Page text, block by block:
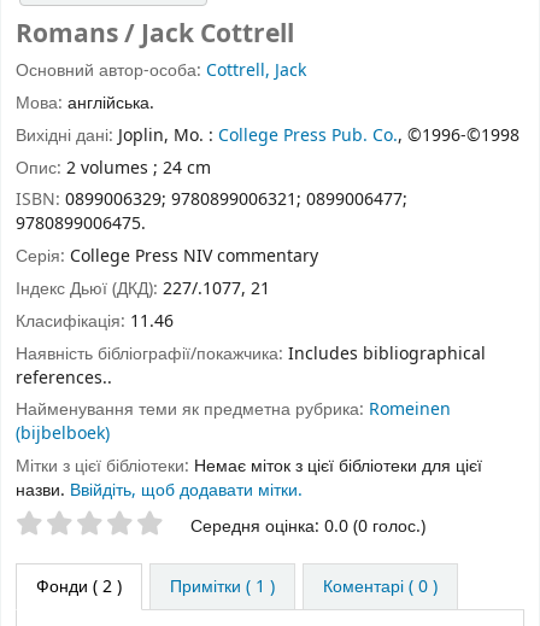
Romans / Jack Cottrell
Основний автор-особа: Cottrell, Jack
Мова: англійська.
Вихідні дані: Joplin, Mo. : College Press Pub. Co., ©1996-©1998
Опис: 2 volumes ; 24 cm
ISBN: 0899006329; 9780899006321; 0899006477;
9780899006475.
Серія: College Press NIV commentary
Індекс Дьюї (ДКД): 227/.1077, 21
Класифікація: 11.46
Наявність бібліографії/покажчика: Includes bibliographical
references..
Найменування теми як предметна рубрика: Romeinen
(bijbelboek)
Мітки з цієї бібліотеки: Немає міток з цієї бібліотеки для цієї
назви. Ввійдіть, щоб додавати мітки.
Оцінки зірочкамиСередня оцінка: 0.0 (0 голос.)
Фонди ( 2 ) Примітки ( 1 ) Коментарі ( 0 )